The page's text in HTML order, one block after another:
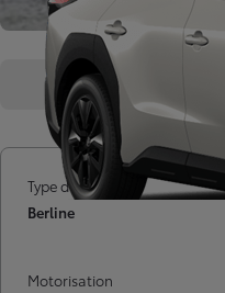
Présentation
Type de voiture
Berline
Motorisation